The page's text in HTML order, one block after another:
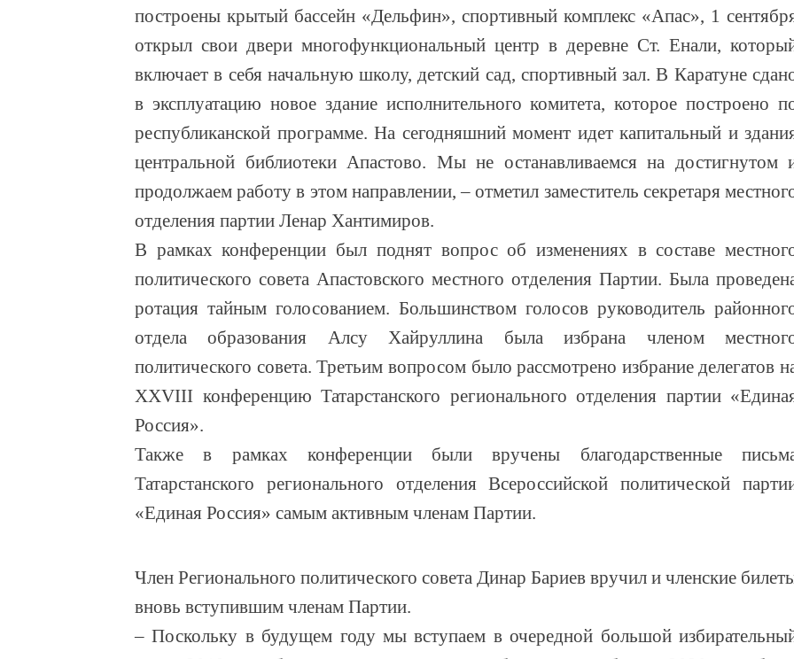
построены крытый бассейн «Дельфин», спортивный комплекс «Апас», 1
открыл свои двери многофункциональный центр в деревне Ст. Енали,
включает в себя начальную школу, детский сад, спортивный зал. В Каратуне
в эксплуатацию новое здание исполнительного комитета, которое построено
республиканской программе. На сегодняшний момент идет капитальный и
центральной библиотеки Апастово. Мы не останавливаемся на достигнутом
продолжаем работу в этом направлении, – отметил заместитель секретаря
отделения партии Ленар Хантимиров.
В рамках конференции был поднят вопрос об изменениях в составе
политического совета Апастовского местного отделения Партии. Была
ротация тайным голосованием. Большинством голосов руководитель
отдела образования Алсу Хайруллина была избрана членом
политического совета. Третьим вопросом было рассмотрено избрание делегатов
XXVIII конференцию Татарстанского регионального отделения партии
Россия».
Также в рамках конференции были вручены благодарственные
Татарстанского регионального отделения Всероссийской политической
«Единая Россия» самым активным членам Партии.
Член Регионального политического совета Динар Бариев вручил и членские
вновь вступившим членам Партии.
– Поскольку в будущем году мы вступаем в очередной большой